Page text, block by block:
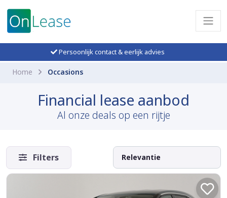
Persoonlijk contact & eerlijk advies
Home Occasions
Financial lease aanbod
Al onze deals op een rijtje
Filters